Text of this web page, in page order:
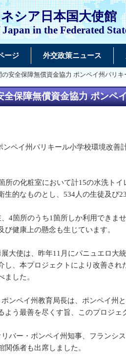
シア日本国大使館
in the Federated
ージ 外交政策ニュース
の安全保障無償資金協力 ポンペイ州パリ
全保障無償資金協力 ポンペ
ンペイ州パリキール小学校環境改
所の化粧室において計15の水洗ト
生的なものとし、534人の生徒及び
4箇所のうち1箇所しか利用できま
び健康上の懸念も生じています。
大使は、昨年11月にパニュエロ大
し、本プロジェクトにより改善さ
ました。
ンペイ州教育局長は、ポンペイ州
よう最善を尽くす旨、このプロジ
バー・ポンペイ州知事、フランシ
関係者も出席しました。